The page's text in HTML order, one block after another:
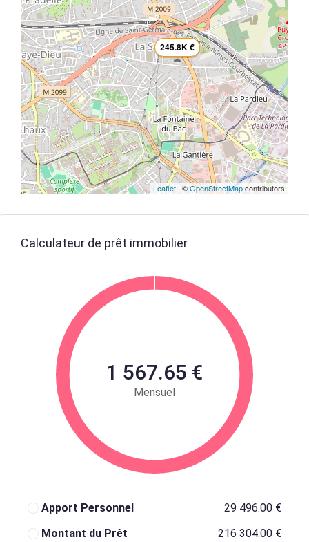
245.8K €
Leaflet | ©OpenStreetMapcontributors
Calculateur de prêt immobilier
1 567.65 €
Mensuel
Apport Personnel
29 496.00 €
Montant du Prêt
216 304.00 €